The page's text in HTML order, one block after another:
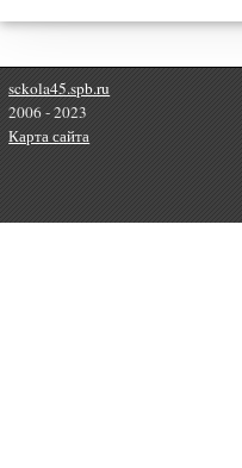
sckola45.spb.ru
2006 - 2023
Карта сайта